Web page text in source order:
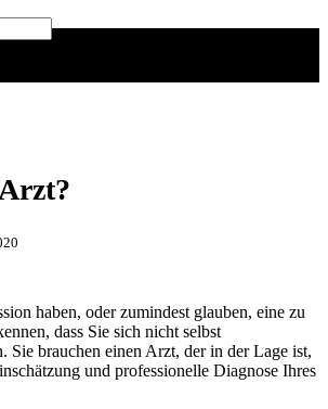
haben, oder zumindest glauben, eine zu
dass Sie sich nicht selbst
Sie brauchen einen Arzt, der in der Lage ist,
und professionelle Diagnose Ihres